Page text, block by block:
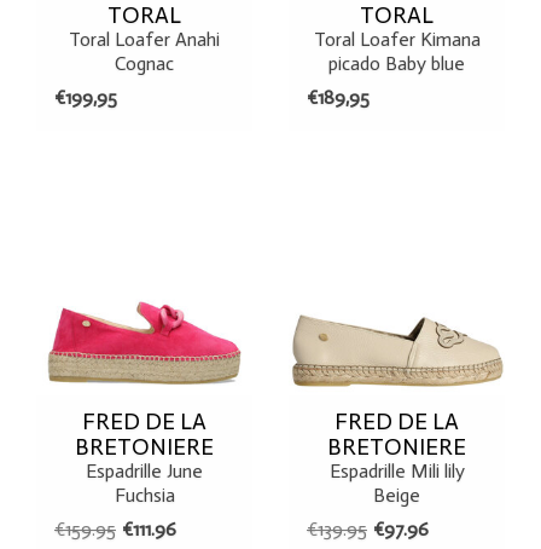
TORAL
Toral Loafer Anahi
Cognac
€199,95
TORAL
Toral Loafer Kimana
picado Baby blue
€189,95
FRED DE LA
BRETONIERE
Espadrille June
Fuchsia
€159.95 €111.96
FRED DE LA
BRETONIERE
Espadrille Mili lily
Beige
€139.95 €97.96